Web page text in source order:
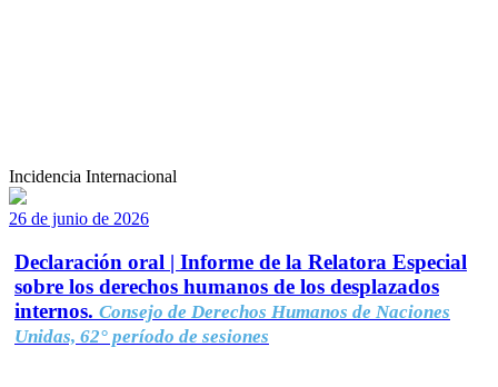
Incidencia Internacional
26 de junio de 2026
Declaración oral | Informe de la Relatora Especial
sobre los derechos humanos de los desplazados
internos. Consejo de Derechos Humanos de Naciones
Unidas, 62° período de sesiones